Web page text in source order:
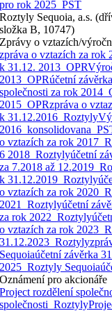
pro rok 2025_PST
Roztyly Sequoia, a.s.
složka B, 10747)
Zprávy o vztazích/
zpráva o vztazích za rok
k 31.12. 2013_OPR
2013_OPRúčetní
společnosti za rok
2015_OPRzpráva o
k 31.12.2016_Roztyly
o vztazích za rok
6 2018_Roztylyúčetní
za 7.2018 až
k 31.12.2019_Roztyly
o vztazích za rok
2021_Roztylyúčetní
za rok 2022_Roztyly
o vztazích za rok
31.12.2023_Roztyly
Sequoiaúčetní závěrka
2025_Roztyly Sequoia
Oznámení pro akcionáře
Project rozdělení
společnosti_Roztyly